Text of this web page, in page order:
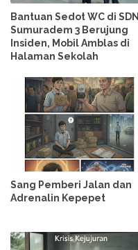
Bantuan Sedot WC di SDN
Sumuradem 3 Berujung
Insiden, Mobil Amblas di
Halaman Sekolah
Sang Pemberi Jalan dan
Adrenalin Kepepet